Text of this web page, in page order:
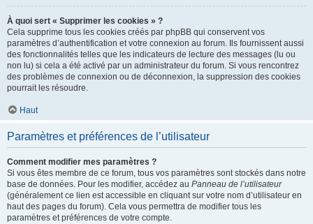
À quoi sert « Supprimer les cookies » ?
Cela supprime tous les cookies créés par phpBB qui conservent vos
paramètres d’authentification et votre connexion au forum. Ils fournissent aussi
des fonctionnalités telles que les indicateurs de lecture des messages (lu ou
non lu) si cela a été activé par un administrateur du forum. Si vous rencontrez
des problèmes de connexion ou de déconnexion, la suppression des cookies
pourrait les résoudre.
Haut
Paramètres et préférences de l’utilisateur
Comment modifier mes paramètres ?
Si vous êtes membre de ce forum, tous vos paramètres sont stockés dans notre
base de données. Pour les modifier, accédez au Panneau de l’utilisateur
(généralement ce lien est accessible en cliquant sur votre nom d’utilisateur en
haut des pages du forum). Cela vous permettra de modifier tous les
paramètres et préférences de votre compte.